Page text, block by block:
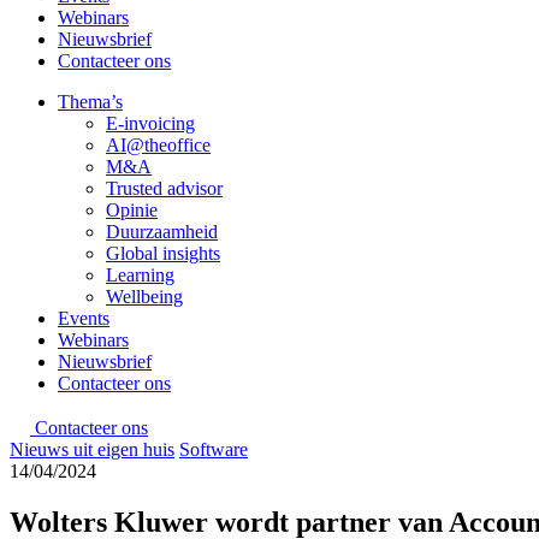
Webinars
Nieuwsbrief
Contacteer ons
Thema’s
E-invoicing
AI@theoffice
M&A
Trusted advisor
Opinie
Duurzaamheid
Global insights
Learning
Wellbeing
Events
Webinars
Nieuwsbrief
Contacteer ons
Contacteer ons
Nieuws uit eigen huis Software
14/04/2024
Wolters Kluwer wordt partner van